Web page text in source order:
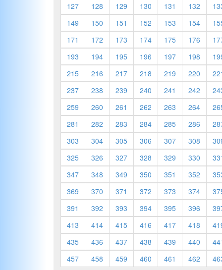
127
128 129 130 131 132
149
150 151 152 153 154
171
172 173 174 175 176
193
194 195 196 197 198
215
216 217 218 219 220
237
238 239 240 241 242
259
260 261 262 263 264
281
282 283 284 285 286
303
304 305 306 307 308
325
326 327 328 329 330
347
348 349 350 351 352
369
370 371 372 373 374
391
392 393 394 395 396
413
414 415 416 417 418
435
436 437 438 439 440
457
458 459 460 461 462